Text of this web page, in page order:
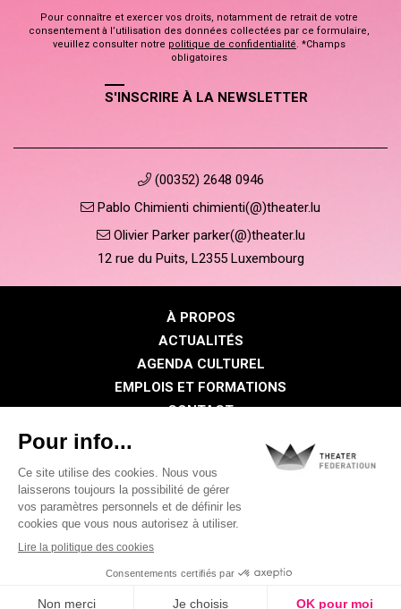
Pour connaître et exercer vos droits, notamment de retrait de votre
consentement à l’utilisation des données collectées par ce formulaire,
veuillez consulter notre politique de confidentialité. *Champs
obligatoires
S'INSCRIRE À LA NEWSLETTER
(00352) 2648 0946
Pablo Chimienti chimienti(@)theater.lu
Olivier Parker parker(@)theater.lu
12 rue du Puits, L2355 Luxembourg
À PROPOS
ACTUALITÉS
AGENDA CULTUREL
EMPLOIS ET FORMATIONS
CONTACT
Politique de confidentialité
Politique des cookies
Visual identity by
Digitalised by